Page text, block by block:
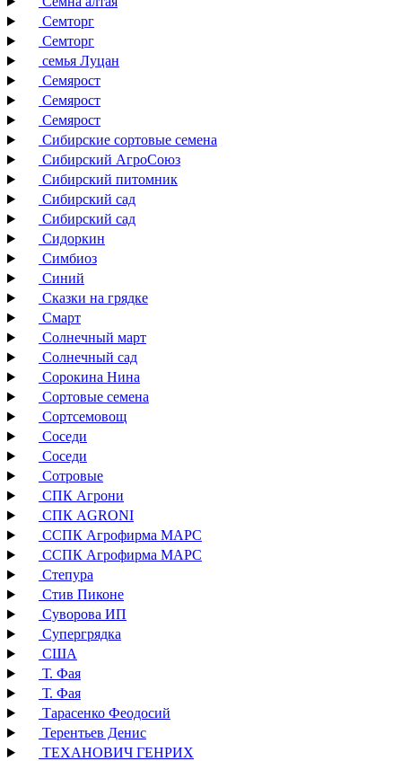
Семторг
Семторг
семья Луцан
Семярост
Семярост
Семярост
Сибирские сортовые семена
Сибирский АгроСоюз
Сибирский питомник
Сибирский сад
Сибирский сад
Сидоркин
Симбиоз
Синий
Сказки на грядке
Смарт
Солнечный март
Солнечный сад
Сорокина Нина
Сортовые семена
Сортсемовощ
Соседи
Соседи
Сотровые
СПК Агрони
СПК AGRONI
ССПК Агрофирма МАРС
ССПК Агрофирма МАРС
Степура
Стив Пиконе
Суворова ИП
Супергрядка
США
Т. Фая
Т. Фая
Тарасенко Феодосий
Терентьев Денис
ТЕХАНОВИЧ ГЕНРИХ